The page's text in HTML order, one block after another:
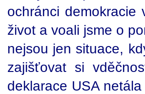
ochránci
život a voali jsme o
nejsou jen situace,
zajišťovat si
deklarace USA